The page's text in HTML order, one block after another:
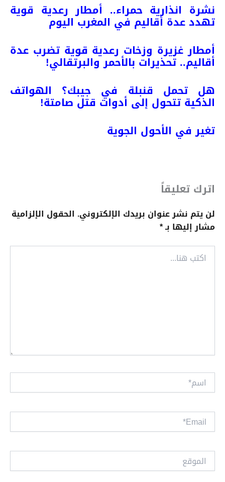
نشرة انذارية حمراء.. أمطار رعدية قوية
تهدد عدة أقاليم في المغرب اليوم
أمطار غزيرة وزخات رعدية قوية تضرب عدة
أقاليم.. تحذيرات بالأحمر والبرتقالي!
هل تحمل قنبلة في جيبك؟ الهواتف
الذكية تتحول إلى أدوات قتل صامتة!
تغير في الأحول الجوية
اترك تعليقاً
لن يتم نشر عنوان بريدك الإلكتروني. الحقول الإلزامية
مشار إليها بـ*
اكتب
هنا...
اسم*
Email*
الموقع